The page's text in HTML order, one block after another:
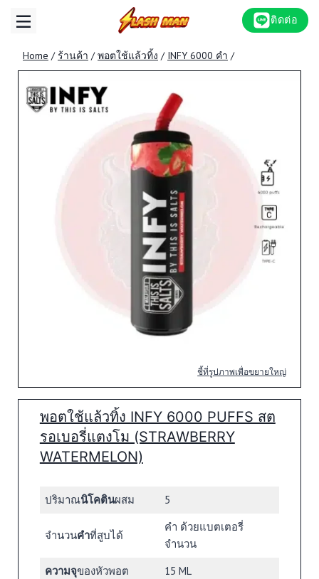
ติดต่อ
Home / ร้านค้า / พอตใช้แล้วทิ้ง / INFY 6000 คำ /
ชี้ที่รูปภาพเพื่อขยายใหญ่
พอตใช้แล้วทิ้ง INFY 6000 PUFFS สต
รอเบอรี่แตงโม (STRAWBERRY
WATERMELON)
ปริมาณนิโคตินผสม 5
จำนวนคำที่สูบได้
คำ ด้วยแบตเตอรี่
จำนวน
ความจุของหัวพอต 15 ML